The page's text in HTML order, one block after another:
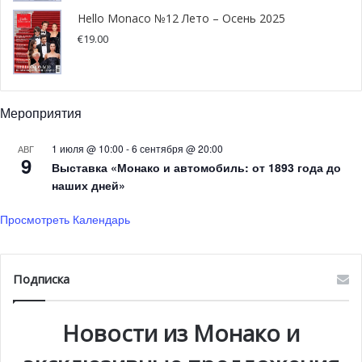
особенности этого вида спорта, в который невозможно
не влюбиться.
Hello Monaco №12 Лето – Осень 2025
€19.00
Мероприятия
АВГ
9
1 июля @ 10:00 -6 сентября @ 20:00
Выставка «Монако и автомобиль: от 1893 года до
наших дней»
Просмотреть Календарь
Подписка
Новости из Монако и